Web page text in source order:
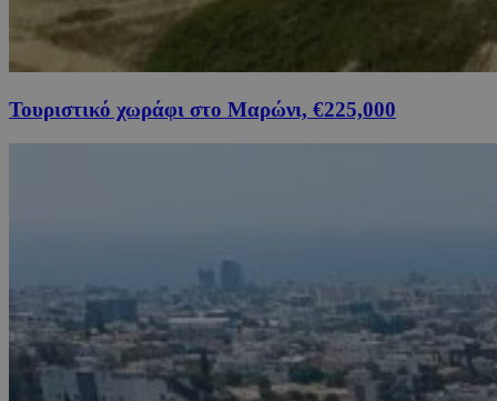
Τουριστικό χωράφι στο Μαρώνι, €225,000